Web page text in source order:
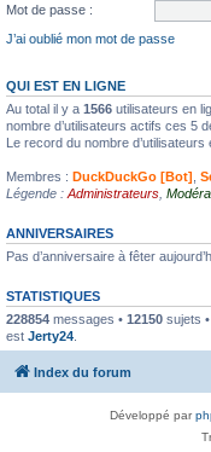
Mot de passe :
J’ai oublié mon mot de passe
QUI EST EN LIGNE
Au total il y a 1566 utilisateurs en
nombre d’utilisateurs actifs ces 5
Le record du nombre d’utilisateurs
Membres : DuckDuckGo [Bot]
Légende : Administrateurs
ANNIVERSAIRES
Pas d’anniversaire à fêter
STATISTIQUES
228854 messages • 12150 sujets •
est Jerty24
Index du forum
Développé par